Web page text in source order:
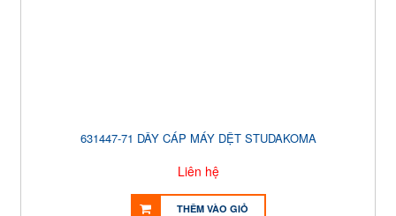
631447-71 DÂY CÁP MÁY DỆT STUDAKOMA
Liên hệ
THÊM VÀO GIỎ